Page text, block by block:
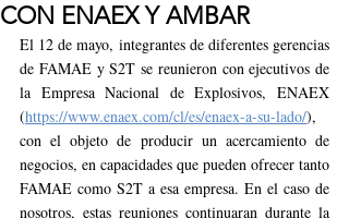
CON ENAEX Y AMBAR
El 12 de mayo, integrantes de diferentes gerencias
de FAMAE y S2T se reunieron con ejecutivos de
la Empresa Nacional de Explosivos, ENAEX
(https://www.enaex.com/cl/es/enaex-a-su-lado/),
con el objeto de producir un acercamiento de
negocios, en capacidades que pueden ofrecer tanto
FAMAE como S2T a esa empresa. En el caso de
nosotros, estas reuniones continuaran durante la